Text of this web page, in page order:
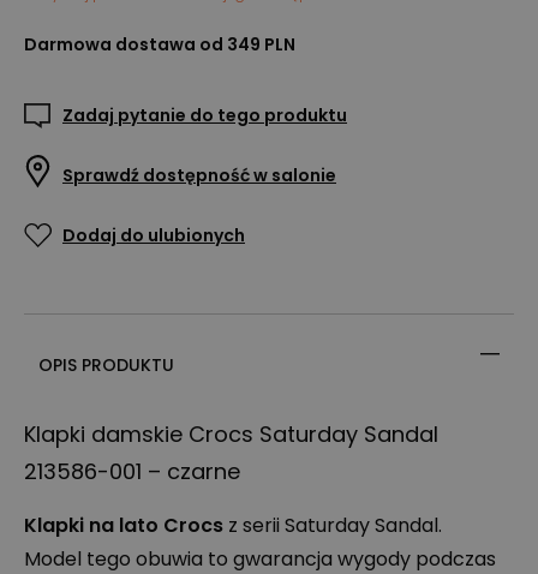
Darmowa dostawa od 349 PLN
Zadaj pytanie do tego produktu
Sprawdź dostępność w salonie
Dodaj do ulubionych
OPIS PRODUKTU
Klapki damskie Crocs Saturday Sandal
213586-001 – czarne
Klapki na lato Crocs z serii Saturday Sandal.
Model tego obuwia to gwarancja wygody podczas